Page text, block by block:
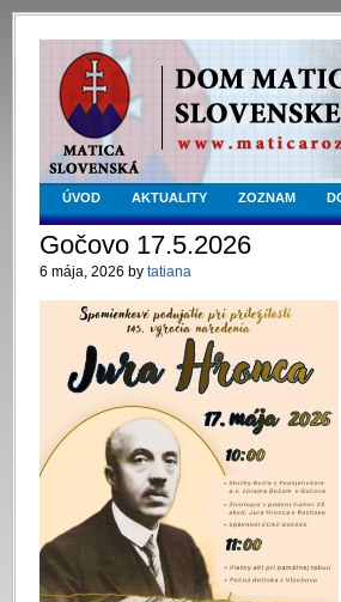
ÚVOD AKTUALITY ZOZNAM
Gočovo 17.5.2026
6 mája, 2026 by tatiana